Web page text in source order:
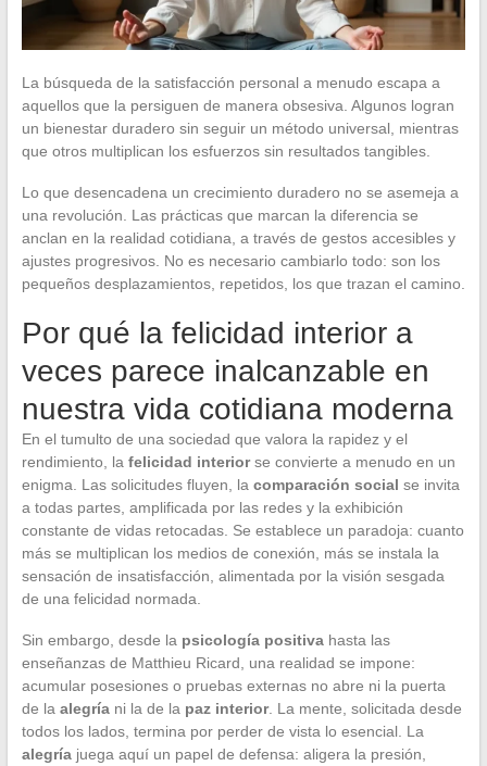
La búsqueda de la satisfacción personal a menudo escapa a
aquellos que la persiguen de manera obsesiva. Algunos logran
un bienestar duradero sin seguir un método universal, mientras
que otros multiplican los esfuerzos sin resultados tangibles.
Lo que desencadena un crecimiento duradero no se asemeja a
una revolución. Las prácticas que marcan la diferencia se
anclan en la realidad cotidiana, a través de gestos accesibles y
ajustes progresivos. No es necesario cambiarlo todo: son los
pequeños desplazamientos, repetidos, los que trazan el camino.
Por qué la felicidad interior a
veces parece inalcanzable en
nuestra vida cotidiana moderna
En el tumulto de una sociedad que valora la rapidez y el
rendimiento, la felicidad interiorse convierte a menudo en un
enigma. Las solicitudes fluyen, la comparación social se invita
a todas partes, amplificada por las redes y la exhibición
constante de vidas retocadas. Se establece un paradoja: cuanto
más se multiplican los medios de conexión, más se instala la
sensación de insatisfacción, alimentada por la visión sesgada
de una felicidad normada.
Sin embargo, desde la psicología positivahasta las
enseñanzas de Matthieu Ricard, una realidad se impone:
acumular posesiones o pruebas externas no abre ni la puerta
de la alegríani la de la paz interior. La mente, solicitada desde
todos los lados, termina por perder de vista lo esencial. La
alegríajuega aquí un papel de defensa: aligera la presión,